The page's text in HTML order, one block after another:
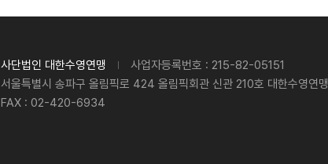
사단법인 대한수영연맹
사업자등록번호 : 215-82-05151
서울특별시 송파구 올림픽로 424 올림픽회관 신관 210호 대한수영연맹
FAX : 02-420-6934